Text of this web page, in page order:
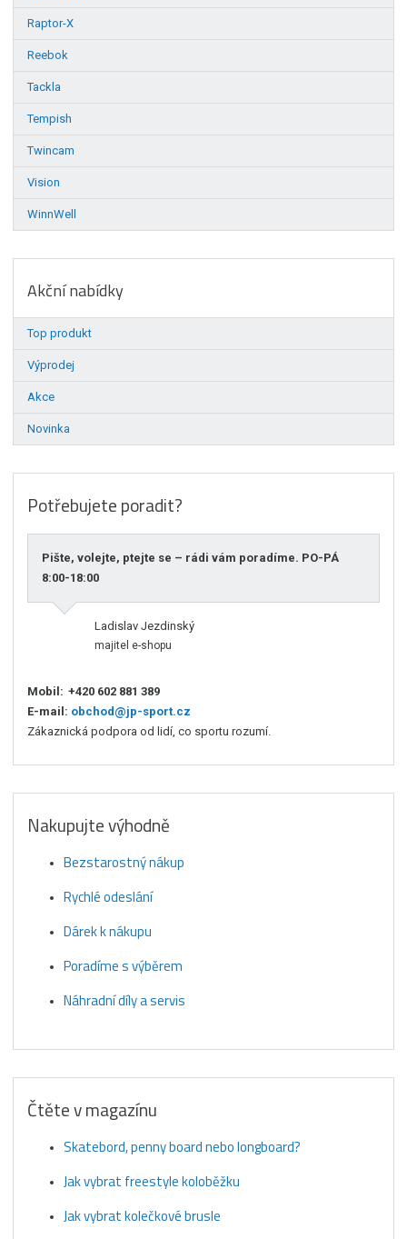
Raptor-X
Reebok
Tackla
Tempish
Twincam
Vision
WinnWell
Akční nabídky
Top produkt
Výprodej
Akce
Novinka
Potřebujete poradit?
Pište, volejte, ptejte se – rádi vám poradíme. PO-PÁ
8:00-18:00
Ladislav Jezdinský
majitel e-shopu
Mobil: +420 602 881 389
E-mail: obchod@jp-sport.cz
Zákaznická podpora od lidí, co sportu rozumí.
Nakupujte výhodně
Bezstarostný nákup
Rychlé odeslání
Dárek k nákupu
Poradíme s výběrem
Náhradní díly a servis
Čtěte v magazínu
Skatebord, penny board nebo longboard?
Jak vybrat freestyle koloběžku
Jak vybrat kolečkové brusle